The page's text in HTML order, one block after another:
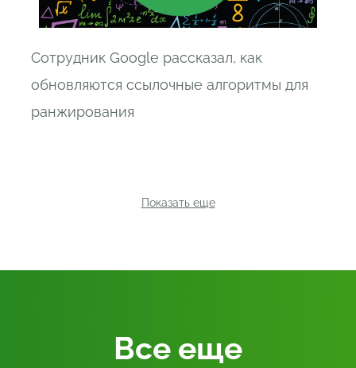
Сотрудник Google рассказал, как
обновляются ссылочные алгоритмы для
ранжирования
Показать еще
Все еще